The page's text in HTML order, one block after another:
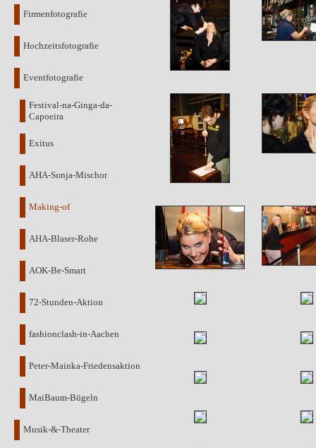
Firmenfotografie
Hochzeitsfotografie
Eventfotografie
Festival-na-Ginga-da-
Capoeira
Exitus
AHA-Sonja-Mischor
Making-of
AHA-Blaser-Rohe
AOK-Be-Smart
72-Stunden-Aktion
fashionclash-in-Aachen
Peter-Mainka-Friedensaktion
MaiBaum-Bügeln
Musik-&-Theater